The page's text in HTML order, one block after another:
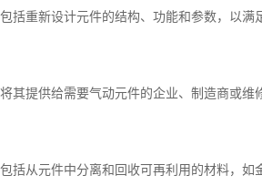
括重新设计元件的结构、功能和参数，以满
其提供给需要气动元件的企业、制造商或维
括从元件中分离和回收可再利用的材料，如